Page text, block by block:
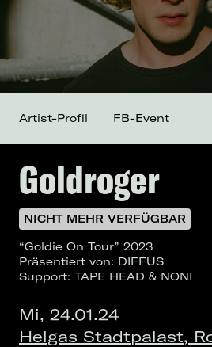
Goldroger
NICHT MEHR VERFÜGBAR
“Goldie On Tour” 2023
Präsentiert von: DIFFUS
Support: TAPE HEAD & NONI
Mi, 24.01.24
Helgas Stadtpalast,
Artist-Profil FB-Event